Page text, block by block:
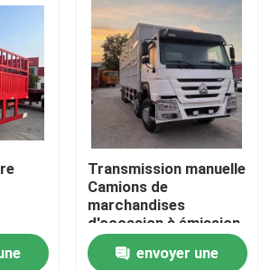
et
Transmission manuelle
Camions de
marchandises
d'occasion à émission
Euro 2 et capacité de
10 à 50 tonnes
envoyer une